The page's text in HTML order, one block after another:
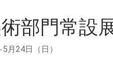
部門常設
月24日（日）